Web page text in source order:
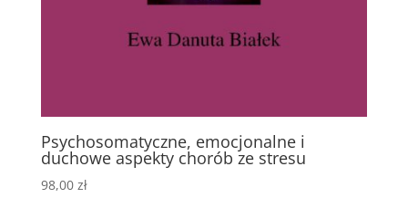
Psychosomatyczne, emocjonalne i
duchowe aspekty chorób ze stresu
98,00 zł